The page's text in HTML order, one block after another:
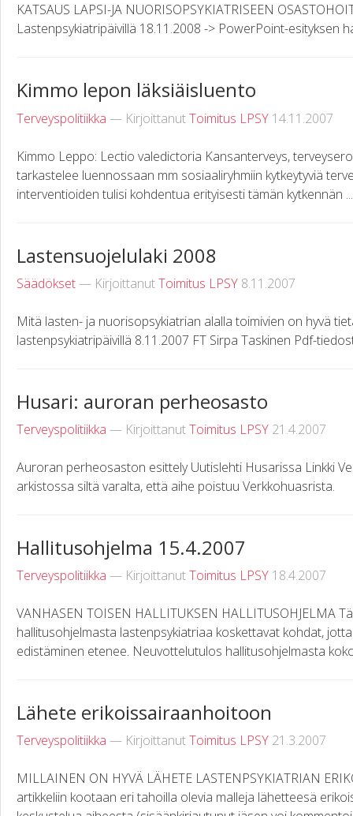
KATSAUS LAPSI-JA NUORISOPSYKIATRISEEN
Lastenpsykiatripäivillä 18.11.2008 -> PowerPoint-esityksen
Kimmo lepon läksiäisluento
Terveyspolitiikka — KirjoittanutToimitus LPSY 14.11.2007
Kimmo Leppo: Lectio valedictoria Kansanterveys,
tarkastelee luennossaan mm sosiaaliryhmiin kytkeytyviä
interventioiden tulisi kohdentua erityisesti tämän kytkennän ...
Lastensuojelulaki 2008
Säädökset— KirjoittanutToimitus LPSY 8.11.2007
Mitä lasten- ja nuorisopsykiatrian alalla toimivien on hyvä
lastenpsykiatripäivillä 8.11.2007 FT Sirpa Taskinen Pdf-
Husari: auroran perheosasto
Terveyspolitiikka — KirjoittanutToimitus LPSY 21.4.2007
Auroran perheosaston esittely Uutislehti Husarissa Linkki
arkistossa siltä varalta, että aihe poistuu Verkkohuasrista.
Hallitusohjelma 15.4.2007
Terveyspolitiikka — KirjoittanutToimitus LPSY 18.4.2007
VANHASEN TOISEN HALLITUKSEN HALLITUSOHJELMA
hallitusohjelmasta lastenpsykiatriaa koskettavat kohdat,
edistäminen etenee. Neuvottelutulos hallitusohjelmasta
Lähete erikoissairaanhoitoon
Terveyspolitiikka — KirjoittanutToimitus LPSY 21.3.2007
MILLAINEN ON HYVÄ LÄHETE LASTENPSYKIATRIAN
artikkeliin kootaan eri tahoilla olevia malleja lähetteesä